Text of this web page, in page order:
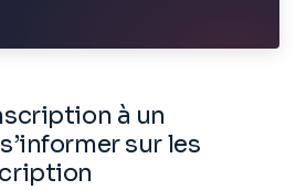
à un
sur les